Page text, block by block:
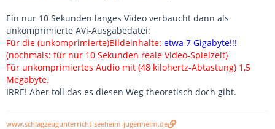
Ein nur 10 Sekunden langes Video verbaucht dann als
unkomprimierte AVi-Ausgabedatei:
Für die (unkomprimierte)Bildeinhalte: etwa 7 Gigabyte!!!
(nochmals: für nur 10 Sekunden reale Video-Spielzeit)
Für unkomprimiertes Audio mit (48 kilohertz-Abtastung) 1,5
Megabyte.
IRRE! Aber toll das es diesen Weg theoretisch doch gibt.
www.schlagzeugunterricht-seeheim-jugenheim.de